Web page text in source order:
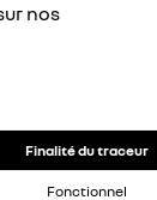
nos
Finalité du traceur
Fonctionnel